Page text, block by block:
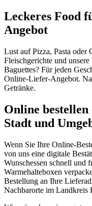
Leckeres Food
Angebot
Lust auf Pizza, Pasta oder
Fleischgerichte und
Baguettes? Für jeden
Online-Liefer-Angebot.
Getränke.
Online
Stadt und
Wenn Sie Ihre Online-
von uns eine digitale
Wunschessen schnell und
Warmehalteboxen
Bestellung an Ihre
Nachbarorte im Landkreis